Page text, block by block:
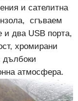
и сателитна
сгъваем
и два USB порта,
хромирани
дълбоки
атмосфера.